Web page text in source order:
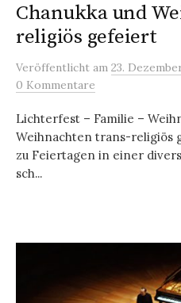
Chanukka und
religiös gefeiert
Veröffentlicht am 23.
0 Kommentare
Lichterfest – Familie –
Weihnachten trans-religiös
zu Feiertagen in einer
sch...